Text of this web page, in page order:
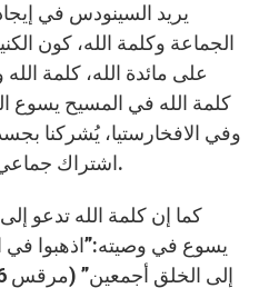
يريد السينودس في
الجماعة وكلمة الله، كون
على مائدة الله، كلمة
كلمة الله في المسيح يسوع
وفي الافخارستيا، يُشركنا
اشتراك جماعي وعمل فردي في آنٍ واحد.
يسوع في وصيته:”اذهبوا في